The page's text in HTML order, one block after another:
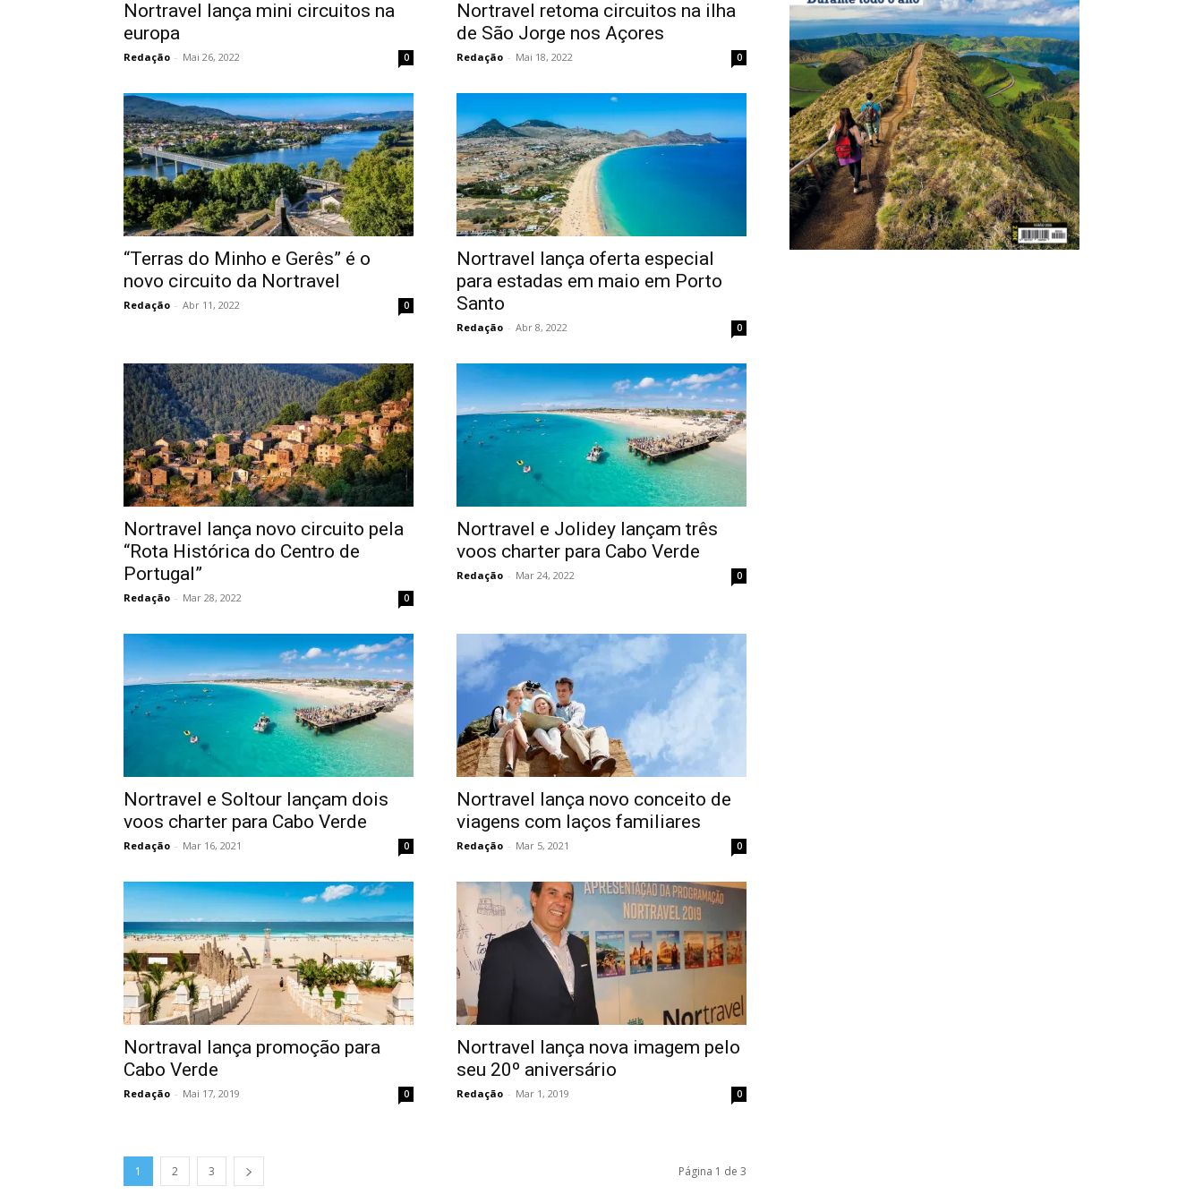
Nortravel lança mini circuitos na
europa
Redação - Mai 26, 2022 0
Nortravel retoma circuitos na ilha
de São Jorge nos Açores
Redação - Mai 18, 2022 0
“Terras do Minho e Gerês” é o
novo circuito da Nortravel
Redação - Abr 11, 2022 0
Nortravel lança oferta especial
para estadas em maio em Porto
Santo
Redação - Abr 8, 2022 0
Nortravel lança novo circuito pela
“Rota Histórica do Centro de
Portugal”
Redação - Mar 28, 2022 0
Nortravel e Jolidey lançam três
voos charter para Cabo Verde
Redação - Mar 24, 2022 0
Nortravel e Soltour lançam dois
voos charter para Cabo Verde
Redação - Mar 16, 2021 0
Nortravel lança novo conceito de
viagens com laços familiares
Redação - Mar 5, 2021 0
Nortraval lança promoção para
Cabo Verde
Redação - Mai 17, 2019 0
Nortravel lança nova imagem pelo
seu 20º aniversário
Redação - Mar 1, 2019 0
1 2 3 Página 1 de 3